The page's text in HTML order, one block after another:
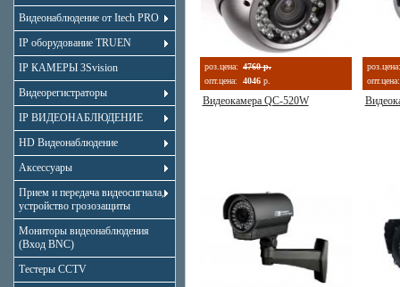
Видеонаблюдение от Itech PRO
IP оборудование TRUEN
IP КАМЕРЫ 3Svision
Видеорегистраторы
IP ВИДЕОНАБЛЮДЕНИЕ
HD Видеонаблюдение
Аксессуары
Прием и передача видеосигнала,
устройство грозозащиты
Мониторы видеонаблюдения
(Вход BNC)
Тестеры CCTV
роз.цена: 4760 р.
опт.цена:
4046 р.
Видеокамера QC-520W
роз.цена:
опт.цена: